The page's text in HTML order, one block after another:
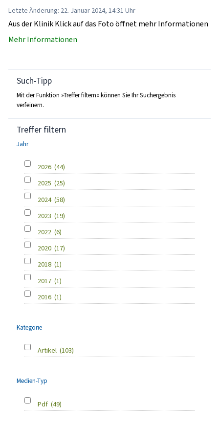
Letzte Änderung: 22. Januar 2024, 14:31 Uhr
Aus der Klinik Klick auf das Foto öffnet mehr Informationen
Mehr Informationen
Such-Tipp
Mit der Funktion »Treffer filtern« können Sie Ihr Suchergebnis
verfeinern.
Treffer filtern
Jahr
2026 (44)
2025 (25)
2024 (58)
2023 (19)
2022 (6)
2020 (17)
2018 (1)
2017 (1)
2016 (1)
Kategorie
Artikel (103)
Medien-Typ
Pdf (49)